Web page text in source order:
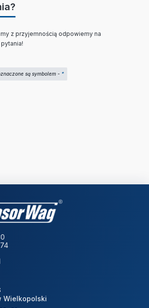
z przyjemnością odpowiemy na
są symbolem - *
Wielkopolski